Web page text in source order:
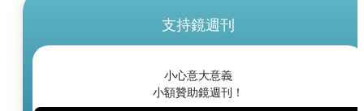
支持鏡週刊
小心意大意義
小額贊助鏡週刊！